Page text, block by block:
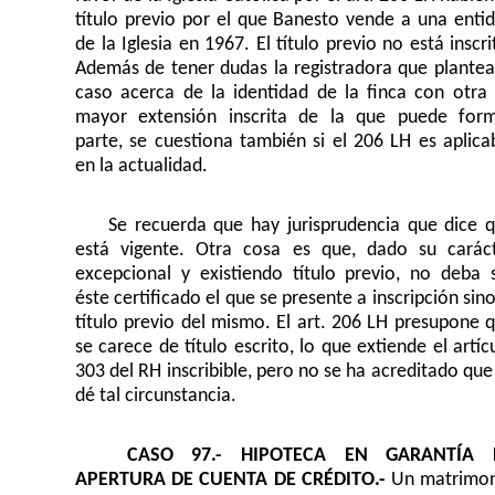
título previo por el que Banesto vende a una
de la Iglesia en 1967. El título previo no está
Además de tener dudas la registradora que
caso acerca de la identidad de la finca con otra
mayor extensión inscrita de la que puede
parte, se cuestiona también si el 206 LH es
en la actualidad.
Se recuerda que hay jurisprudencia que dice
está vigente. Otra cosa es que, dado su
excepcional y existiendo título previo, no deba
éste certificado el que se presente a inscripción
título previo del mismo. El art. 206 LH presupone
se carece de título escrito, lo que extiende el
303 del RH inscribible, pero no se ha acreditado
dé tal circunstancia.
CASO 97.- HIPOTECA EN GARANTÍA
APERTURA DE CUENTA DE CRÉDITO.- Un